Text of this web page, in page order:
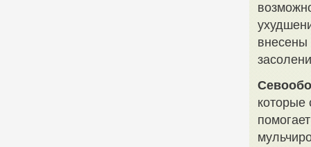
внесены
которые